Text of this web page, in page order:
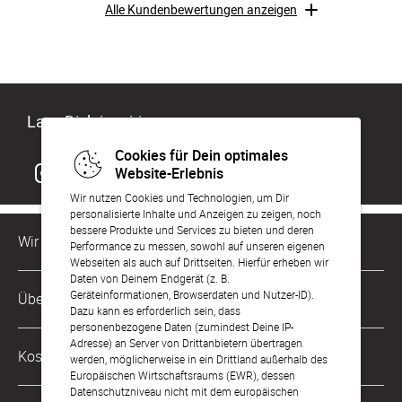
Cookies für Dein optimales
Website-Erlebnis
Wir nutzen Cookies und Technologien, um Dir
personalisierte Inhalte und Anzeigen zu zeigen, noch
bessere Produkte und Services zu bieten und deren
Performance zu messen, sowohl auf unseren eigenen
Webseiten als auch auf Drittseiten. Hierfür erheben wir
Daten von Deinem Endgerät (z. B.
Geräteinformationen, Browserdaten und Nutzer-ID).
Dazu kann es erforderlich sein, dass
personenbezogene Daten (zumindest Deine IP-
Adresse) an Server von Drittanbietern übertragen
werden, möglicherweise in ein Drittland außerhalb des
Europäischen Wirtschaftsraums (EWR), dessen
Datenschutzniveau nicht mit dem europäischen
Alle Kundenbewertungen anzeigen
Lass Dich inspirieren
Wir sind für Dich da
Kundenservice-Hotline
0221 956 725 10
Mo. - Fr. von 9 bis 17 Uhr
kontakt@sendmoments.de
Über Uns
Philosophie
Karriere
Kostenlose Services